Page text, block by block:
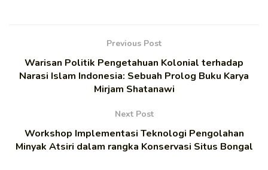
Previous Post
Warisan Politik Pengetahuan Kolonial terhadap
Narasi Islam Indonesia: Sebuah Prolog Buku Karya
Mirjam Shatanawi
Next Post
Workshop Implementasi Teknologi Pengolahan
Minyak Atsiri dalam rangka Konservasi Situs Bongal